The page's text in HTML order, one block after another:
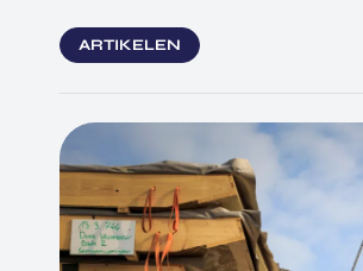
ARTIKELEN